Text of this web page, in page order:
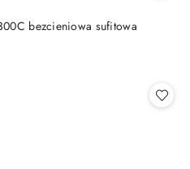
bezcieniowa sufitowa